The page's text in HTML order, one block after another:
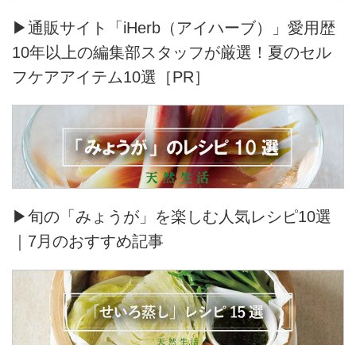
▶通販サイト「iHerb（アイハーブ）」愛用歴
10年以上の編集部スタッフが厳選！夏のセル
フケアアイテム10選［PR］
▶旬の「みょうが」を楽しむ人気レシピ10選
｜7月のおすすめ記事